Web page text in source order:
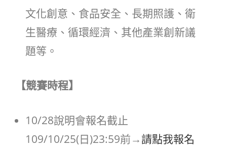
文化創意、食品安全、長期照護、衛
生醫療、循環經濟、其他產業創新議
題等。
【競賽時程】
10/28說明會報名截止
109/10/25(日)23:59前→請點我報名